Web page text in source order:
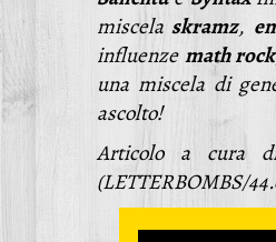
miscelaskramz,
influenzemath rock
una miscela di
ascolto!
Articolo a cura
(LETTERBOMBS/